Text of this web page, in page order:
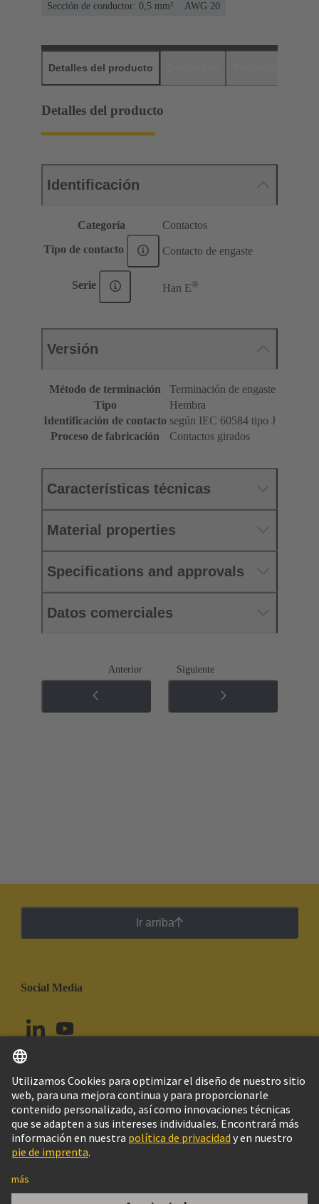
Sección de conductor: 0,5 mm²
AWG 20
Detalles del producto
Detalles del producto
Identificación
Categoría Contactos
Tipo de contacto Contacto de engaste
Serie Han E®
Versión
Método de terminación
Terminación de engaste
Tipo
Hembra
Identificación de contacto según IEC 60584 tipo J
Proceso de fabricación
Contactos girados
Características técnicas
Material properties
Specifications and approvals
Datos comerciales
Anterior Siguiente
Ir arriba
Social Media
Chile Español
© Grupo Tecnológico HARTING
Imprint